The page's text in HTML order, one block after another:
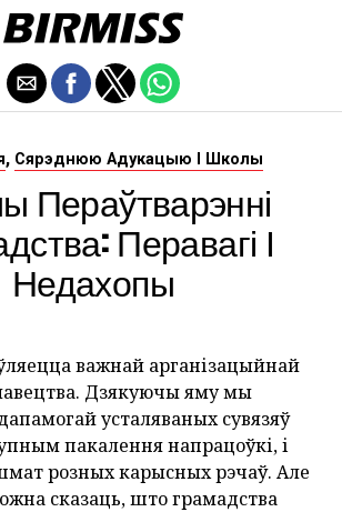
, Сярэднюю Адукацыю І Школы
Пераўтварэнні
Перавагі І
Недахопы
важнай арганізацыйнай
Дзякуючы яму мы
усталяваных сувязяў
пакалення напрацоўкі, і
розных карысных рэчаў. Але
сказаць, што грамадства